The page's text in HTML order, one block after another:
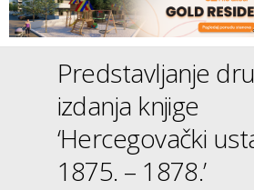
Predstavljanje
izdanja knjige
‘Hercegovački
1875. – 1878.’